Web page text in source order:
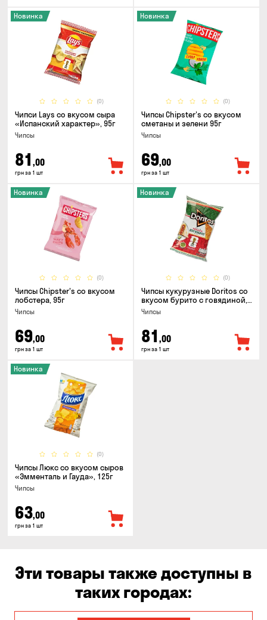
(0)
Новинка
Чипси Lays со вкусом сыра
«Испанский характер», 95г
Чипсы
81 ,00
грн за 1 шт
(0)
Новинка
Чипсы Chipster's со вкусом
сметаны и зелени 95г
Чипсы
69,00
грн за 1 шт
(0)
Новинка
Чипсы Chipster's со вкусом
лобстера, 95г
Чипсы
69,00
грн за 1 шт
(0)
Новинка
Чипсы кукурузные Doritos со
вкусом бурито с говядиной,
90г
Чипсы
81 ,00
грн за 1 шт
(0)
Новинка
Чипсы Люкс со вкусом сыров
«Эмменталь и Гауда», 125г
Чипсы
63,00
грн за 1 шт
Эти товары также доступны в
таких городах: